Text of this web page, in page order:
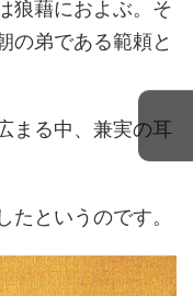
狼藉におよぶ。そ
の弟である範頼と
まる中、兼実の耳
というのです。